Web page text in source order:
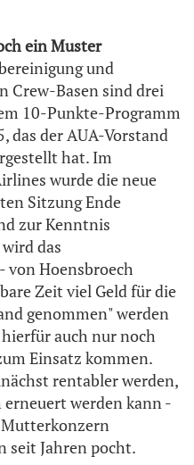
ein Muster
und
Crew-Basen sind drei
10-Punkte-Programm
das der AUA-Vorstand
hat. Im
wurde die neue
Sitzung Ende
zur Kenntnis
das
von Hoensbroech
Zeit viel Geld für die
genommen" werden
auch nur noch
Einsatz kommen.
rentabler werden,
werden kann -
Mutterkonzern
seit Jahren pocht.